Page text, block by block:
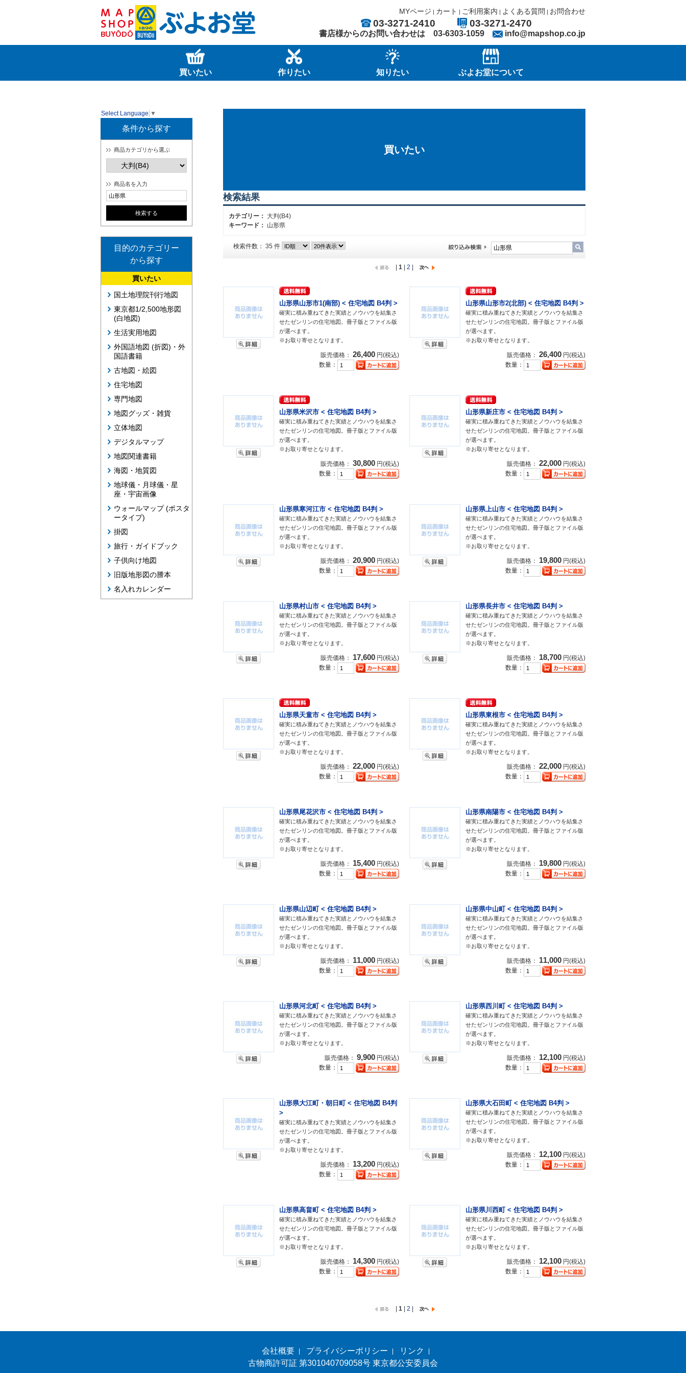
MYページ | カート | ご利用案内 | よくある質問 | お問合わせ
03-3271-2410 03-3271-2470
書店様からのお問い合わせは 03-6303-1059 info@mapshop.co.jp
買いたい 作りたい 知りたい ぶよお堂について
Select Language ▼
条件から探す
商品カテゴリから選ぶ
商品名を入力
目的のカテゴリー
から探す
買いたい
国土地理院刊行地図
東京都1/2,500地形図
(白地図)
生活実用地図
外国語地図 (折図)・外
国語書籍
古地図・絵図
住宅地図
専門地図
地図グッズ・雑貨
立体地図
デジタルマップ
地図関連書籍
海図・地質図
地球儀・月球儀・星
座・宇宙画像
ウォールマップ (ポスタ
ータイプ)
掛図
旅行・ガイドブック
子供向け地図
旧版地形図の謄本
名入れカレンダー
買いたい
検索結果
カテゴリー： 大判(B4)
キーワード： 山形県
検索件数： 35 件
1| 2
山形県山形市1(南部) < 住宅地図 B4判 >
確実に積み重ねてきた実績とノウハウを結集さ
せたゼンリンの住宅地図。冊子版とファイル版
が選べます。
※お取り寄せとなります。
販売価格： 26,400 円(税込)
数量：
山形県山形市2(北部) < 住宅地図 B4判 >
確実に積み重ねてきた実績とノウハウを結集さ
せたゼンリンの住宅地図。冊子版とファイル版
が選べます。
※お取り寄せとなります。
販売価格： 26,400 円(税込)
数量：
山形県米沢市 < 住宅地図 B4判 >
確実に積み重ねてきた実績とノウハウを結集さ
せたゼンリンの住宅地図。冊子版とファイル版
が選べます。
※お取り寄せとなります。
販売価格： 30,800 円(税込)
数量：
山形県新庄市 < 住宅地図 B4判 >
確実に積み重ねてきた実績とノウハウを結集さ
せたゼンリンの住宅地図。冊子版とファイル版
が選べます。
※お取り寄せとなります。
販売価格： 22,000 円(税込)
数量：
山形県寒河江市 < 住宅地図 B4判 >
確実に積み重ねてきた実績とノウハウを結集さ
せたゼンリンの住宅地図。冊子版とファイル版
が選べます。
※お取り寄せとなります。
販売価格： 20,900 円(税込)
数量：
山形県上山市 < 住宅地図 B4判 >
確実に積み重ねてきた実績とノウハウを結集さ
せたゼンリンの住宅地図。冊子版とファイル版
が選べます。
※お取り寄せとなります。
販売価格： 19,800 円(税込)
数量：
山形県村山市 < 住宅地図 B4判 >
確実に積み重ねてきた実績とノウハウを結集さ
せたゼンリンの住宅地図。冊子版とファイル版
が選べます。
※お取り寄せとなります。
販売価格： 17,600 円(税込)
数量：
山形県長井市 < 住宅地図 B4判 >
確実に積み重ねてきた実績とノウハウを結集さ
せたゼンリンの住宅地図。冊子版とファイル版
が選べます。
※お取り寄せとなります。
販売価格： 18,700 円(税込)
数量：
山形県天童市 < 住宅地図 B4判 >
確実に積み重ねてきた実績とノウハウを結集さ
せたゼンリンの住宅地図。冊子版とファイル版
が選べます。
※お取り寄せとなります。
販売価格： 22,000 円(税込)
数量：
山形県東根市 < 住宅地図 B4判 >
確実に積み重ねてきた実績とノウハウを結集さ
せたゼンリンの住宅地図。冊子版とファイル版
が選べます。
※お取り寄せとなります。
販売価格： 22,000 円(税込)
数量：
山形県尾花沢市 < 住宅地図 B4判 >
確実に積み重ねてきた実績とノウハウを結集さ
せたゼンリンの住宅地図。冊子版とファイル版
が選べます。
※お取り寄せとなります。
販売価格： 15,400 円(税込)
数量：
山形県南陽市 < 住宅地図 B4判 >
確実に積み重ねてきた実績とノウハウを結集さ
せたゼンリンの住宅地図。冊子版とファイル版
が選べます。
※お取り寄せとなります。
販売価格： 19,800 円(税込)
数量：
山形県山辺町 < 住宅地図 B4判 >
確実に積み重ねてきた実績とノウハウを結集さ
せたゼンリンの住宅地図。冊子版とファイル版
が選べます。
※お取り寄せとなります。
販売価格： 11,000 円(税込)
数量：
山形県中山町 < 住宅地図 B4判 >
確実に積み重ねてきた実績とノウハウを結集さ
せたゼンリンの住宅地図。冊子版とファイル版
が選べます。
※お取り寄せとなります。
販売価格： 11,000 円(税込)
数量：
山形県河北町 < 住宅地図 B4判 >
確実に積み重ねてきた実績とノウハウを結集さ
せたゼンリンの住宅地図。冊子版とファイル版
が選べます。
※お取り寄せとなります。
販売価格： 9,900 円(税込)
数量：
山形県西川町 < 住宅地図 B4判 >
確実に積み重ねてきた実績とノウハウを結集さ
せたゼンリンの住宅地図。冊子版とファイル版
が選べます。
※お取り寄せとなります。
販売価格： 12,100 円(税込)
数量：
山形県大江町・朝日町 < 住宅地図 B4判
>
確実に積み重ねてきた実績とノウハウを結集さ
せたゼンリンの住宅地図。冊子版とファイル版
が選べます。
※お取り寄せとなります。
販売価格： 13,200 円(税込)
数量：
山形県大石田町 < 住宅地図 B4判 >
確実に積み重ねてきた実績とノウハウを結集さ
せたゼンリンの住宅地図。冊子版とファイル版
が選べます。
※お取り寄せとなります。
販売価格： 12,100 円(税込)
数量：
山形県高畠町 < 住宅地図 B4判 >
確実に積み重ねてきた実績とノウハウを結集さ
せたゼンリンの住宅地図。冊子版とファイル版
が選べます。
※お取り寄せとなります。
販売価格： 14,300 円(税込)
数量：
山形県川西町 < 住宅地図 B4判 >
確実に積み重ねてきた実績とノウハウを結集さ
せたゼンリンの住宅地図。冊子版とファイル版
が選べます。
※お取り寄せとなります。
販売価格： 12,100 円(税込)
数量：
| 1| 2 |
会社概要 プライバシーポリシー
リンク
古物商許可証 第301040709058号 東京都公安委員会